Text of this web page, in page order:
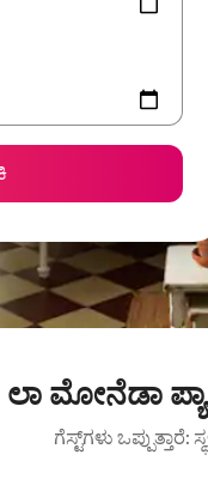
ಲಾ ಮೋನೆಡಾ
ಗೆಸ್ಟ್‌ಗಳು ಒಪ್ಪುತ್ತಾರೆ: